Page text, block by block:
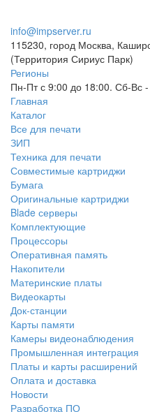
info@impserver.ru
115230, город Москва,
(Территория Сириус Парк)
Регионы
Пн-Пт с 9:00 до 18:00. Сб-Вс
Главная
Каталог
Все для печати
ЗИП
Техника для печати
Совместимые картриджи
Бумага
Оригинальные картриджи
Blade серверы
Комплектующие
Процессоры
Оперативная память
Накопители
Материнские платы
Видеокарты
Док-станции
Карты памяти
Камеры видеонаблюдения
Промышленная интеграция
Платы и карты расширений
Оплата и доставка
Новости
Разработка ПО